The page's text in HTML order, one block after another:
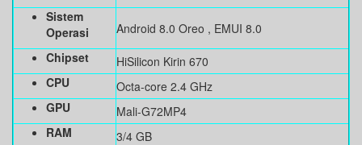
Sistem
Operasi
Android 8.0 Oreo , EMUI 8.0
Chipset
HiSilicon Kirin 670
CPU
Octa-core 2.4 GHz
GPU
Mali-G72MP4
RAM
3/4 GB